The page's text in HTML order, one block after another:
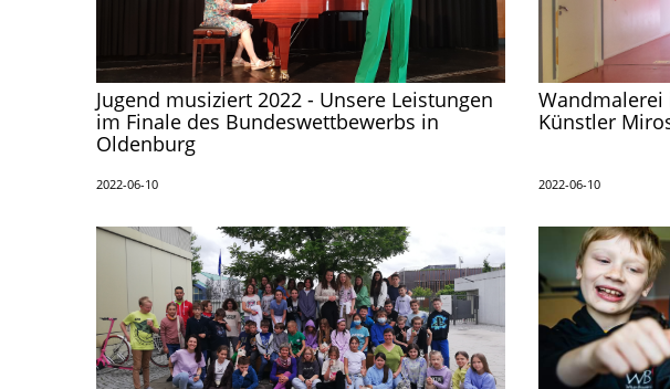
Jugend musiziert 2022 - Unsere Leistungen
im Finale des Bundeswettbewerbs in
Oldenburg
2022-06-10
Wandmalerei
Künstler
2022-06-10